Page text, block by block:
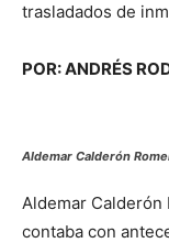
trasladados de
POR: ANDRÉS
Aldemar Calderón
Aldemar Calderón
contaba con